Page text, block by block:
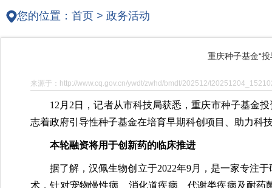
您的位置： 首页 > 政务活动
重庆种子基金“
来源于：http://www.cq.gov.cn/ywdt/zwhd/bmdt/202512/
12月2日，记者从市科技局获悉，重庆市种子基金
志着政府引导性种子基金在培育早期科创项目、助力科
本轮融资将用于创新药的临床推进
据了解，汉佩生物创立于2022年9月，是一家专注
术，针对宠物慢性病、消化道疾病、代谢类疾病及耐